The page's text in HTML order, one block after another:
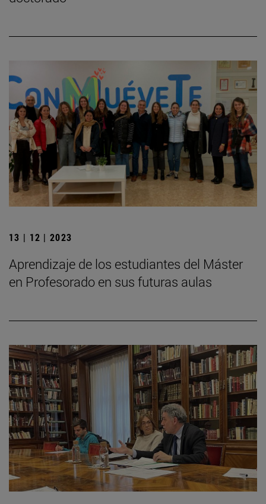
13 | 12 | 2023
Aprendizaje de los estudiantes del Máster
en Profesorado en sus futuras aulas